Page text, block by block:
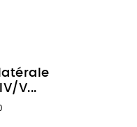
V...